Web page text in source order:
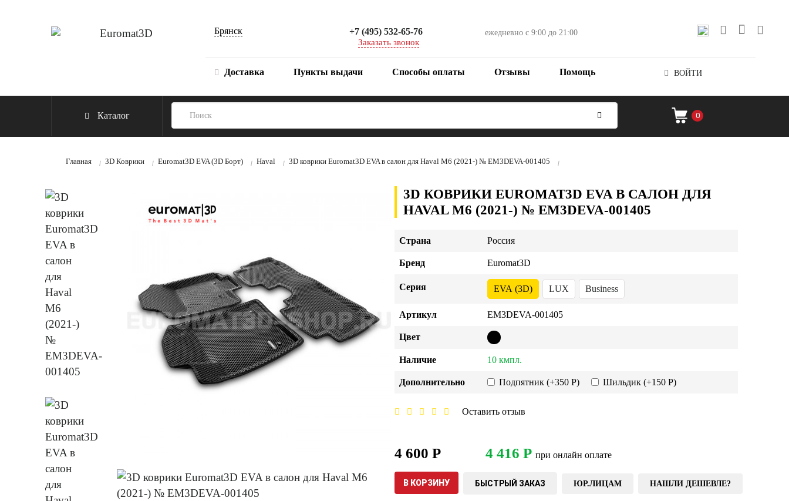
Брянск +7 (495) 532-65-76
Заказать звонок
ежедневнос 9:00 до 21:00
Доставка Пункты выдачи Способы оплаты Отзывы Помощь ВОЙТИ
Каталог 0
Главная 3D Коврики Euromat3D EVA (3D Борт) Haval 3D коврики Euromat3D EVA в салон для Haval M6 (2021-) № EM3DEVA-001405
3D КОВРИКИ EUROMAT3D EVA В САЛОН ДЛЯ
HAVAL M6 (2021-) № EM3DEVA-001405
Страна Россия
Бренд Euromat3D
Серия EVA (3D) LUX Business
Артикул EM3DEVA-001405
Цвет
Наличие 10 кмпл.
Дополнительно Подпятник (+350 Р) Шильдик (+150 Р)
Оставить отзыв
4 600 Р 4 416 Р при онлайн оплате
В КОРЗИНУ БЫСТРЫЙ ЗАКАЗ ЮР.ЛИЦАМ НАШЛИ ДЕШЕВЛЕ?